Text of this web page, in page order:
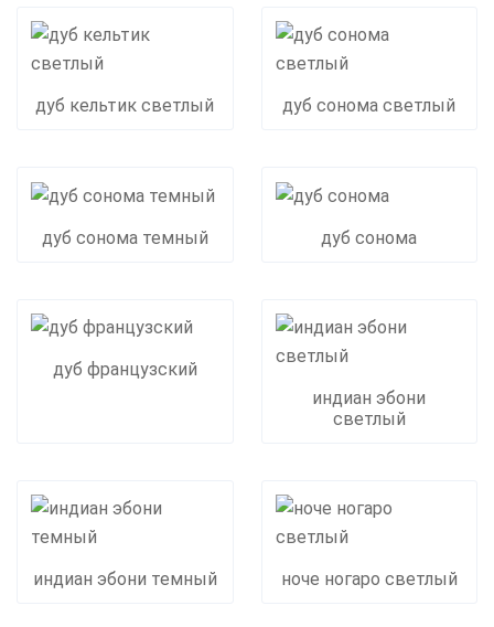
дуб кельтик светлый дуб сонома светлый
дуб сонома темный дуб сонома
дуб французский
индиан эбони
светлый
индиан эбони темный ноче ногаро светлый